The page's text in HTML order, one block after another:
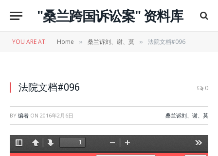
"桑兰跨国诉讼案" 资料库
YOU ARE AT: Home » 桑兰诉刘、谢、莫 » 法院文档#096
法院文档#096 0
BY 编者 ON 2016年2月6日 桑兰诉刘、谢、莫